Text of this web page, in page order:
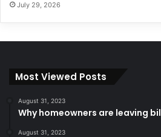
July 29, 2026
Most Viewed Posts
August 31, 2023
Why homeowners are leaving
August 31, 2023